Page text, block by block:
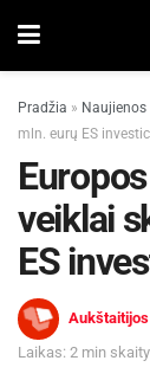
Pradžia » Naujienos
mln. eurų ES
veiklai
ES
Laikas: 2 min